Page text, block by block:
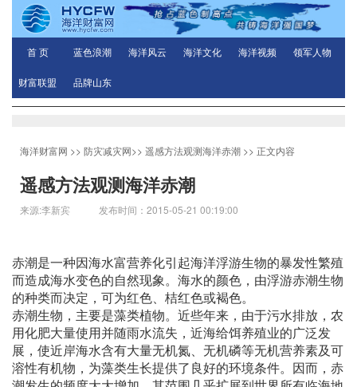
首 页 蓝色浪潮 海洋风云 海洋文化 海洋视频 领军人物
财富联盟 品牌山东
海洋财富网 >> 防灾减灾网>> 遥感方法观测海洋赤潮 >> 正文内容
遥感方法观测海洋赤潮
来源:李新宾 发布时间：2015-05-21 00:19:00
赤潮是一种因海水富营养化引起海洋浮游生物的暴发性繁殖
而造成海水变色的自然现象。海水的颜色，由浮游赤潮生物
的种类而决定，可为红色、桔红色或褐色。
赤潮生物，主要是藻类植物。近些年来，由于污水排放，农
用化肥大量使用并随雨水流失，近海给饵养殖业的广泛发
展，使近岸海水含有大量无机氮、无机磷等无机营养素及可
溶性有机物，为藻类生长提供了良好的环境条件。因而，赤